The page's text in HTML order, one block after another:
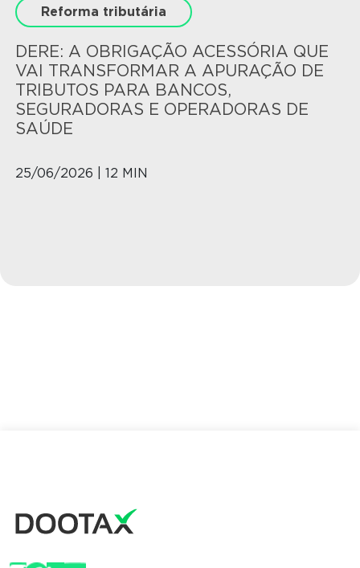
Reforma tributária
DERE: A OBRIGAÇÃO ACESSÓRIA QUE
VAI TRANSFORMAR A APURAÇÃO DE
TRIBUTOS PARA BANCOS,
SEGURADORAS E OPERADORAS DE
SAÚDE
25/06/2026 | 12 MIN